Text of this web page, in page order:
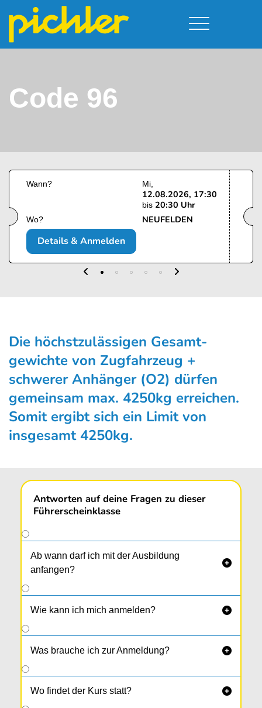
A - Scheine + Code 111
B - Scheine
Kursorte
Neufelden
Service
Kontakt
Code 96
Wann? Mi
12.08.2026, 17:30
bis 20:30 Uhr
Wo? NEUFELDEN
Details & Anmelden
Die höchstzulässigen Gesamt­
gewichte von Zugfahrzeug +
schwerer Anhänger (O2) dürfen
gemeinsam max. 4250kg erreichen.
Somit ergibt sich ein Limit von
insgesamt 4250kg.
Antworten auf deine Fragen zu dieser
Führerscheinklasse
Ab wann darf ich mit der Ausbildung
anfangen?

Wie kann ich mich anmelden? 
Was brauche ich zur Anmeldung? 
Wo findet der Kurs statt? 